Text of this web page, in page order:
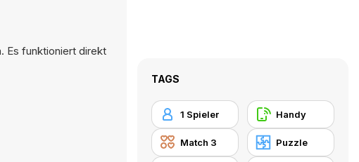
Es funktioniert direkt
TAGS
1 Spieler Handy
Match 3 Puzzle